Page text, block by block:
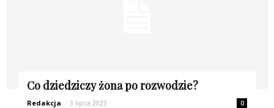
Co dziedziczy żona po rozwodzie?
Redakcja - 3 lipca 2023 0